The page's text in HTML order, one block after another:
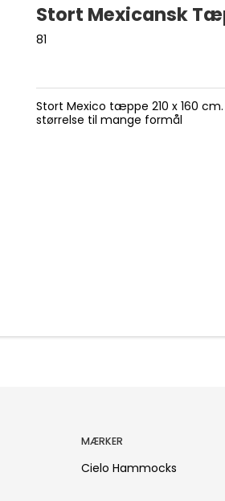
Stort Mexicansk
81
Stort Mexico tæppe 210 x 160
størrelse til mange formål
MÆRKER
Cielo Hammocks